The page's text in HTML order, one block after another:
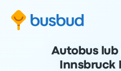
Autobus
Innsbruck